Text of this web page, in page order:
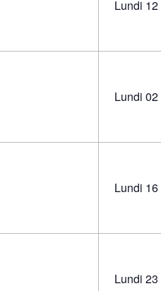
Lundi
Lundi
Lundi
Lundi